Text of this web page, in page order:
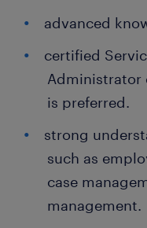
advanced
certified
Administrator
is preferred.
strong
such as
case
management.